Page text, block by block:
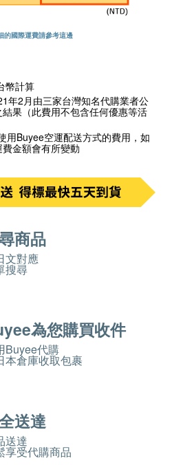
的國際運費請參考這邊
幣計算
年2月由三家台灣知名代購業者公
果（此費用不包含任何優惠等活
用Buyee空運配送方式的費用，如
金額會有所變動
商品
文對應
搜尋
為您購買收件
Buyee代購
本倉庫收取包裹
送達
送達
享受代購商品